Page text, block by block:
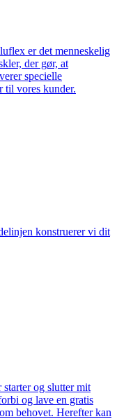
er det menneskelig
der gør, at
specielle
til vores kunder.
konstruerer vi dit
starter og slutter mit
og lave en gratis
behovet. Herefter kan